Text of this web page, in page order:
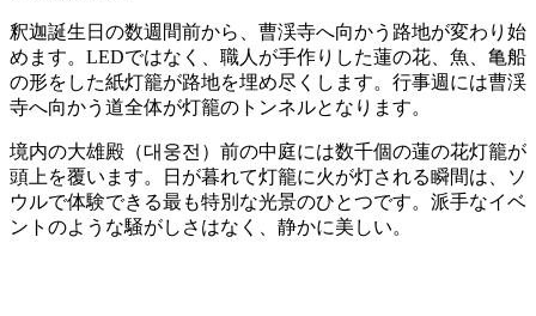
釈迦誕生日の数週間前から、曹渓寺へ向かう路地が変わり始
めます。LEDではなく、職人が手作りした蓮の花、魚、亀船
の形をした紙灯籠が路地を埋め尽くします。行事週には曹渓
寺へ向かう道全体が灯籠のトンネルとなります。
境内の大雄殿（대웅전）前の中庭には数千個の蓮の花灯籠が
頭上を覆います。日が暮れて灯籠に火が灯される瞬間は、ソ
ウルで体験できる最も特別な光景のひとつです。派手なイベ
ントのような騒がしさはなく、静かに美しい。